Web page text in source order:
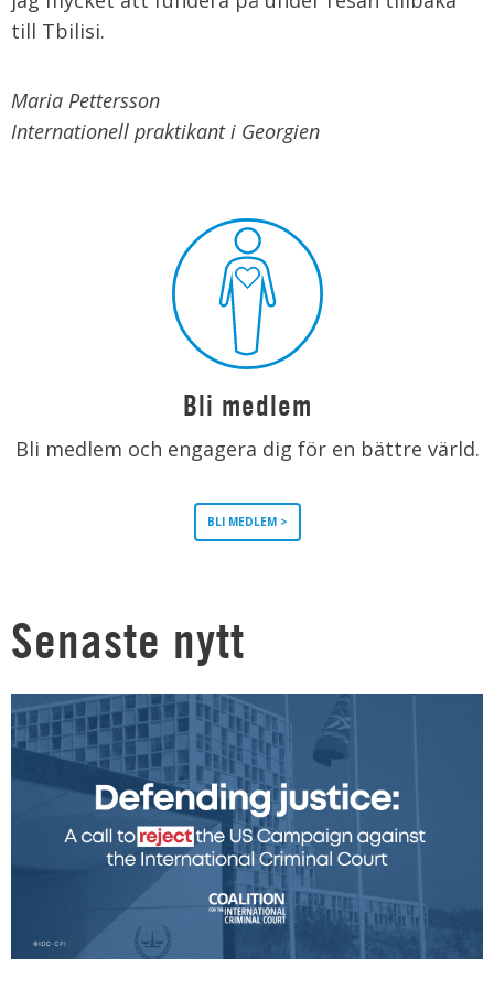
till Tbilisi.
Maria Pettersson
Internationell praktikant i Georgien
Bli medlem
Bli medlem och engagera dig för en bättre värld.
BLI MEDLEM >
Senaste nytt